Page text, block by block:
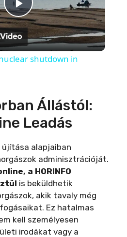
P
l
y
V
i
d
e
shutdown in
Állástól:
Leadás
újítása alapjaiban
adminisztrációját.
a HORINFO
is beküldhetik
akik tavaly még
Ez hatalmas
kell személyesen
irodákat vagy a